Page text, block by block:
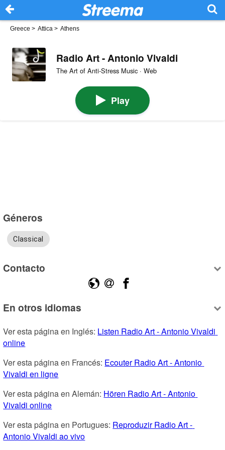
Greece > Attica > Athens
Radio Art - Antonio Vivaldi
The Art of Anti-Stress Music · Web
Play
Géneros
Classical
Contacto
En otros idiomas
Ver esta página en Inglés: Listen Radio Art - Antonio Vivaldi
online
Ver esta página en Francés: Ecouter Radio Art - Antonio
Vivaldi en ligne
Ver esta página en Alemán: Hören Radio Art - Antonio
Vivaldi online
Ver esta página en Portugues: Reproduzir Radio Art -
Antonio Vivaldi ao vivo